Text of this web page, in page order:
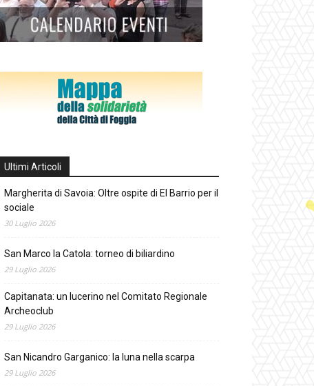
Ultimi Articoli
Margherita di Savoia: Oltre ospite di El Barrio per il
sociale
30 Luglio 2026
San Marco la Catola: torneo di biliardino
29 Luglio 2026
Capitanata: un lucerino nel Comitato Regionale
Archeoclub
29 Luglio 2026
San Nicandro Garganico: la luna nella scarpa
29 Luglio 2026